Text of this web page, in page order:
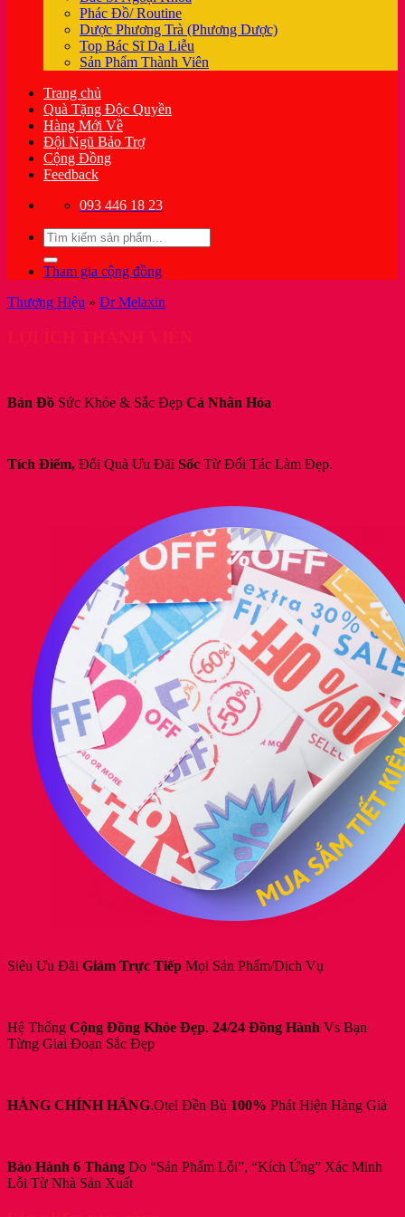
Phác Đồ/ Routine
Dược Phương Trà (Phương Dược)
Top Bác Sĩ Da Liễu
Sản Phẩm Thành Viên
Trang chủ
Quà Tặng Độc Quyền
Hàng Mới Về
Đội Ngũ Bảo Trợ
Cộng Đồng
Feedback
093 446 18 23
Tìm
kiếm:
Tham gia cộng đồng
Thương Hiệu » Dr Melaxin
Bản Đồ Sức Khỏe & Sắc Đẹp Cá Nhân Hóa
Tích Điểm, Đổi Quà Ưu Đãi Sốc Từ Đối Tác Làm Đẹp.
Siêu Ưu Đãi Giảm Trực Tiếp Mọi Sản Phẩm/Dịch Vụ
Hệ Thống Cộng Đồng Khỏe Đẹp. 24/24 Đồng Hành Vs Bạn
Từng Giai Đoạn Sắc Đẹp
HÀNG CHÍNH HÃNG.Otel Đền Bù 100% Phát Hiện Hàng Giả
Bảo Hành 6 Tháng Do “Sản Phẩm Lỗi”, “Kích Ứng” Xác Minh
Lỗi Từ Nhà Sản Xuất